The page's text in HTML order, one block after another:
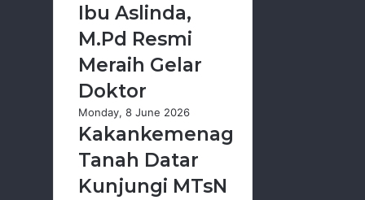
Ibu Aslinda,
M.Pd Resmi
Meraih Gelar
Doktor
Monday, 8 June 2026
Kakankemenag
Tanah Datar
Kunjungi MTsN